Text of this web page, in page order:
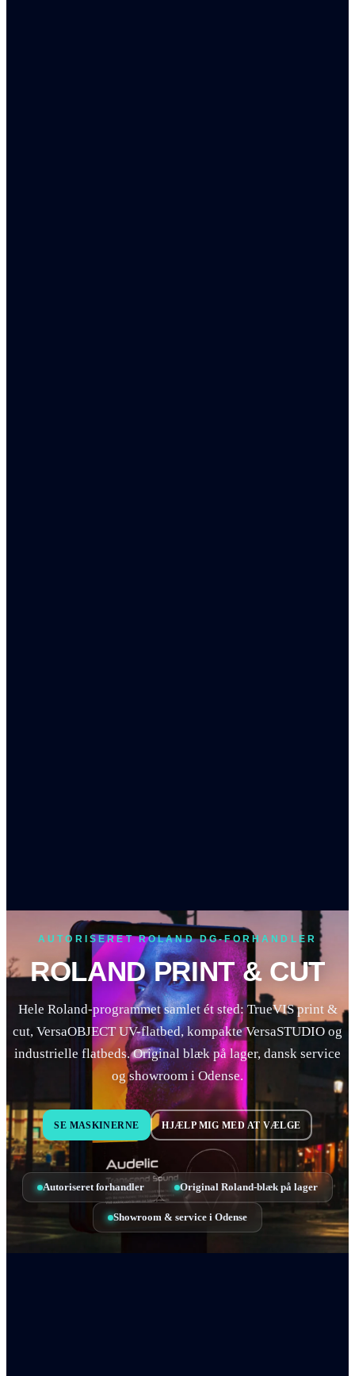
AUTORISERET ROLAND DG-FORHANDLER
ROLANDPRINT & CUT
Hele Roland-programmet samlet ét sted: TrueVIS print &
cut, VersaOBJECT UV-flatbed, kompakte VersaSTUDIO og
industrielle flatbeds. Original blæk på lager, dansk service
og showroom i Odense.
SE MASKINERNE HJÆLP MIG MED AT VÆLGE
Autoriseret forhandler Original Roland-blæk på lager
Showroom & service i Odense